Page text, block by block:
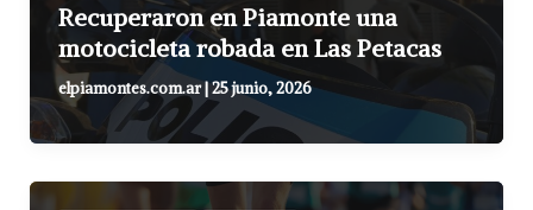
Recuperaron en Piamonte una
motocicleta robada en Las Petacas
elpiamontes.com.ar|25 junio, 2026